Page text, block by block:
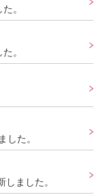
。
。
た。
ました。